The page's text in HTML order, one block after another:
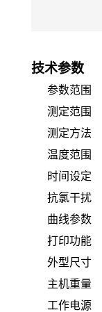
技术参数
参数范围
测定范围
测定方法
温度范围
时间设定
抗氯干扰
曲线参数
打印功能
外型尺寸
主机重量
工作电源